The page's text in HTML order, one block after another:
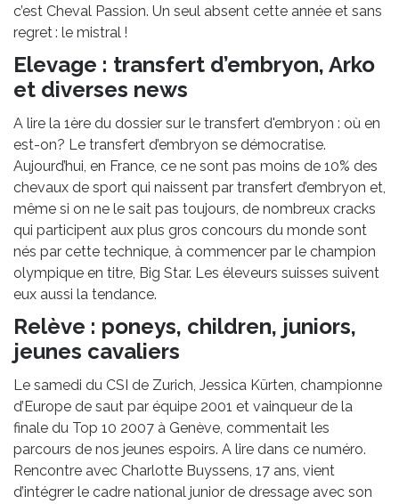
c’est Cheval Passion. Un seul absent cette année et sans
regret : le mistral !
Elevage : transfert d’embryon, Arko
et diverses news
A lire la 1ère du dossier sur le transfert d'embryon : où en
est-on? Le transfert d’embryon se démocratise.
Aujourd’hui, en France, ce ne sont pas moins de 10% des
chevaux de sport qui naissent par transfert d’embryon et,
même si on ne le sait pas toujours, de nombreux cracks
qui participent aux plus gros concours du monde sont
nés par cette technique, à commencer par le champion
olympique en titre, Big Star. Les éleveurs suisses suivent
eux aussi la tendance.
Relève : poneys, children, juniors,
jeunes cavaliers
Le samedi du CSI de Zurich, Jessica Kürten, championne
d’Europe de saut par équipe 2001 et vainqueur de la
finale du Top 10 2007 à Genève, commentait les
parcours de nos jeunes espoirs. A lire dans ce numéro.
Rencontre avec Charlotte Buyssens, 17 ans, vient
d’intégrer le cadre national junior de dressage avec son